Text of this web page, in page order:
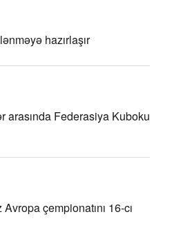
hazırlaşır
arasında Federasiya Kuboku
çempionatını 16-cı